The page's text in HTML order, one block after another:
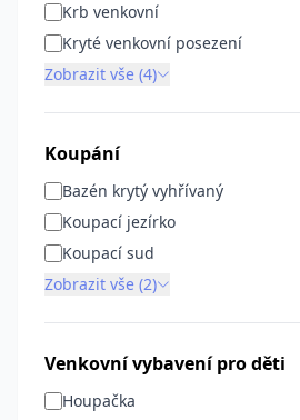
Krb venkovní
Kryté venkovní posezení
Zobrazit vše (4)
Koupání
Bazén krytý vyhřívaný
Koupací jezírko
Koupací sud
Zobrazit vše (2)
Venkovní vybavení pro děti
Houpačka